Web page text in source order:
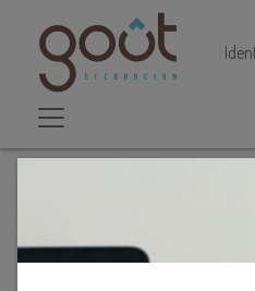
APLIQUE 1L E27 SQUARE